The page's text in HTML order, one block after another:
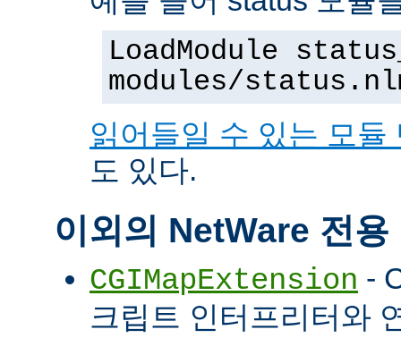
LoadModule
modules/
읽어들일 수 있는 모듈
도 있다.
이외의 NetWare 전
CGIMapExtension -
크립트 인터프리터와